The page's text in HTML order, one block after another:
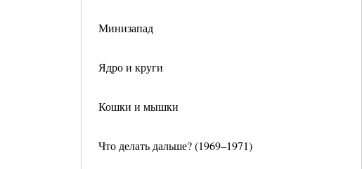
Минизапад
Ядро и круги
Кошки и мышки
Что делать дальше? (1969–1971)